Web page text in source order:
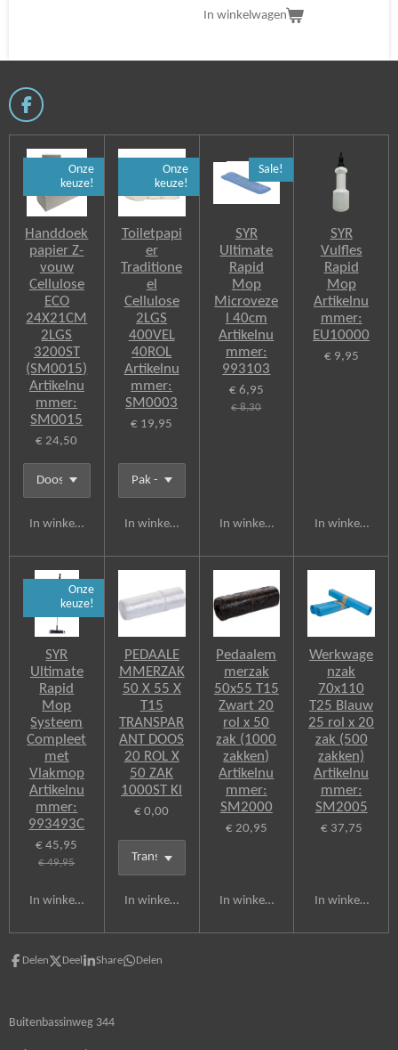
In winkelwagen
F
e
Onze
keuze!
Handdoek
papier Z-
vouw
Cellulose
ECO
24X21CM
2LGS
3200ST
(SM0015)
Artikelnu
mmer:
SM0015
€ 24,50
In winkelwagen
Onze
keuze!
Toiletpapi
er
Traditione
el
Cellulose
2LGS
400VEL
40ROL
Artikelnu
mmer:
SM0003
€ 19,95
In winkelwagen
Sale!
SYR
Ultimate
Rapid
Mop
Microveze
l 40cm
Artikelnu
mmer:
993103
€ 6,95
€ 8,30
In winkelwagen
SYR
Vulfles
Rapid
Mop
Artikelnu
mmer:
EU10000
€ 9,95
In winkelwagen
Onze
keuze!
SYR
Ultimate
Rapid
Mop
Systeem
Compleet
met
Vlakmop
Artikelnu
mmer:
993493C
€ 45,95
€ 49,95
In winkelwagen
PEDAALE
MMERZAK
50 X 55 X
T15
TRANSPAR
ANT DOOS
20 ROL X
50 ZAK
1000ST Kl
€ 0,00
In winkelwagen
Pedaalem
merzak
50x55 T15
Zwart 20
rol x 50
zak (1000
zakken)
Artikelnu
mmer:
SM2000
€ 20,95
In winkelwagen
Werkwage
nzak
70x110
T25 Blauw
25 rol x 20
zak (500
zakken)
Artikelnu
mmer:
SM2005
€ 37,75
In winkelwagen
Delen Deel Share Delen
Buitenbassinweg 344